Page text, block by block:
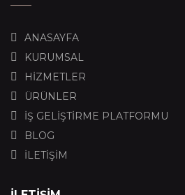
ANASAYFA
KURUMSAL
HİZMETLER
ÜRÜNLER
İŞ GELİŞTİRME PLATFORMU
BLOG
İLETİŞİM